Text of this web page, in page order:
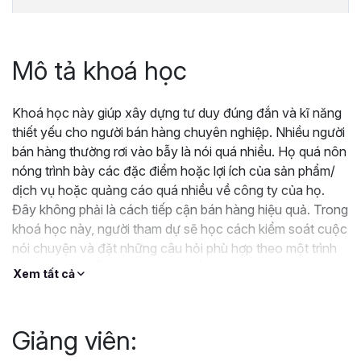
Mô tả khoá học
Khoá học này giúp xây dựng tư duy đúng đắn và kĩ năng
thiết yếu cho người bán hàng chuyên nghiệp. Nhiều người
bán hàng thường rơi vào bẫy là nói quá nhiều. Họ quá nôn
nóng trình bày các đặc điểm hoặc lợi ích của sản phẩm/
dịch vụ hoặc quảng cáo quá nhiều về công ty của họ.
Đây không phải là cách tiếp cận bán hàng hiệu quả. Trong
khoá học này, người tham dự sẽ học cách kiểm soát cuộc
nói chuyện và đặt những câu hỏi phù hợp theo một trình
tự nhất định để khám phá nhu cầu của khách hàng và từ
cách nên có thể hiệu quả với khách hàng này nhưng lại
thất bại khi áp dụng với khách hàng khác. Điểm trọng tâm
Xem tất cả
Giảng viên: